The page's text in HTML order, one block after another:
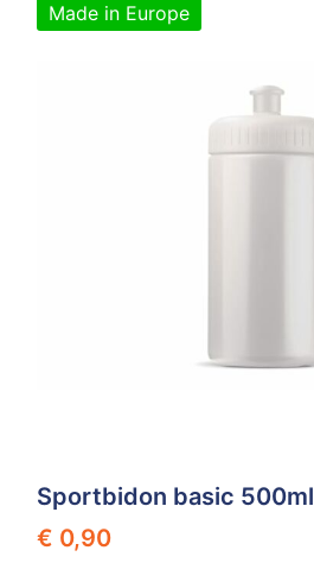
Made in Europe
Sportbidon basic 500ml
€ 0,90